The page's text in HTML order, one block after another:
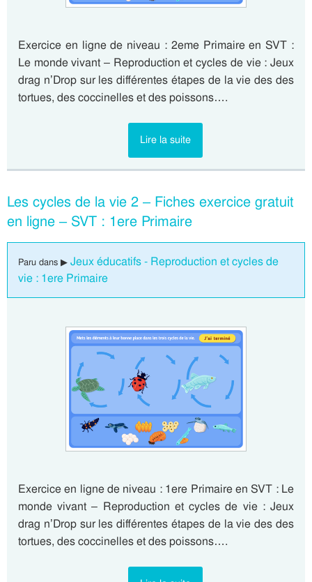
Exercice en ligne de niveau : 2eme Primaire en SVT :
Le monde vivant – Reproduction et cycles de vie : Jeux
drag n’Drop sur les différentes étapes de la vie des des
tortues, des coccinelles et des poissons….
Lire la suite
Les cycles de la vie 2 – Fiches exercice gratuit
en ligne – SVT : 1ere Primaire
Paru dans ▶ Jeux éducatifs - Reproduction et cycles de
vie : 1ere Primaire
Exercice en ligne de niveau : 1ere Primaire en SVT : Le
monde vivant – Reproduction et cycles de vie : Jeux
drag n’Drop sur les différentes étapes de la vie des des
tortues, des coccinelles et des poissons….